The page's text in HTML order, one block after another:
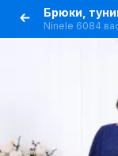
Брюки,
Ninele 6084